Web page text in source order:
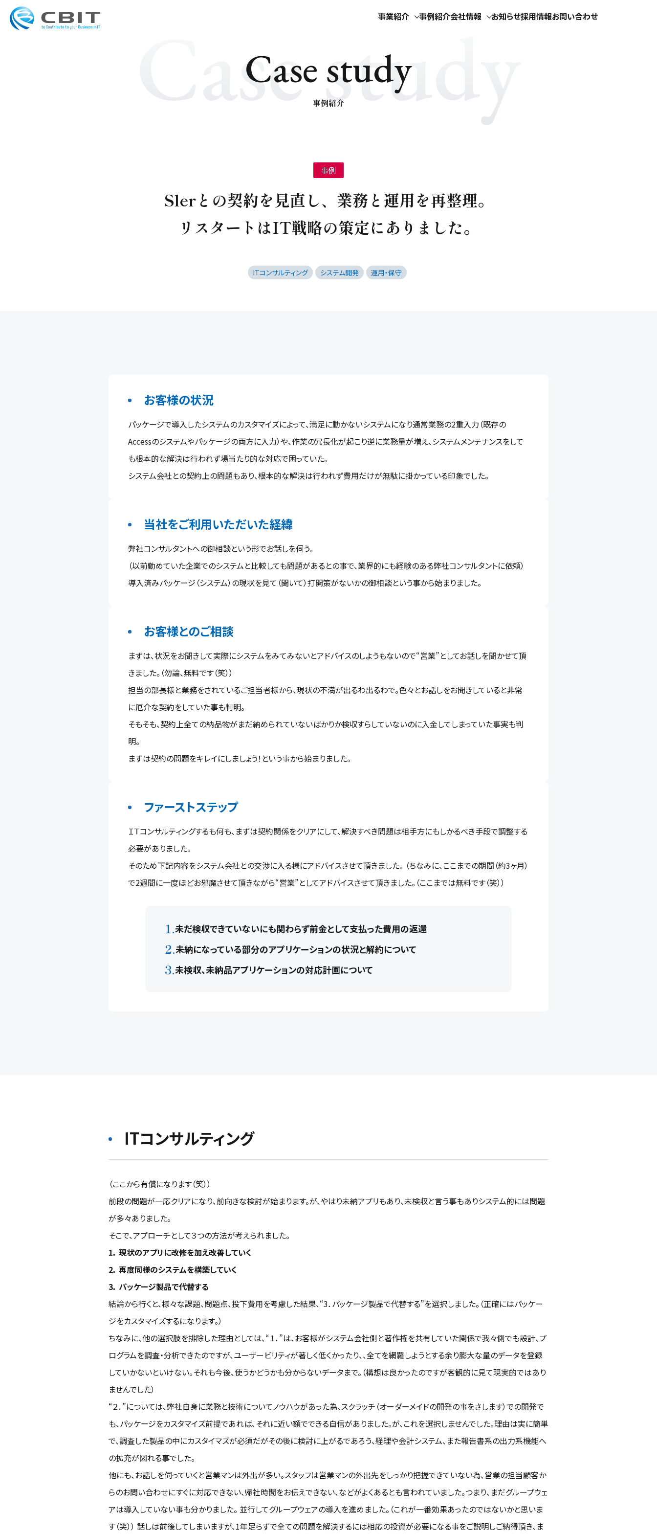
事業紹介 事例紹介会社情報 お知らせ採用情報お問い合わせ
Case study
事例紹介
Case study
事例
Slerとの契約を見直し、業務と運用を再整理。
リスタートはIT戦略の策定にありました。
ITコンサルティング システム開発 運用・保守
お客様の状況
パッケージで導入したシステムのカスタマイズによって、満足に動かないシステムになり通常業務の2重入力（既存の
Accessのシステムやパッケージの両方に入力）や、作業の冗長化が起こり逆に業務量が増え、システムメンテナンスをして
も根本的な解決は行われず場当たり的な対応で困っていた。
システム会社との契約上の問題もあり、根本的な解決は行われず費用だけが無駄に掛かっている印象でした。
当社をご利用いただいた経緯
弊社コンサルタントへの御相談という形でお話しを伺う。
（以前勤めていた企業でのシステムと比較しても問題があるとの事で、業界的にも経験のある弊社コンサルタントに依頼）
導入済みパッケージ（システム）の現状を見て（聞いて）打開策がないかの御相談という事から始まりました。
お客様とのご相談
まずは、状況をお聞きして実際にシステムをみてみないとアドバイスのしようもないので“営業”としてお話しを聞かせて頂
きました。（勿論、無料です（笑））
担当の部長様と業務をされているご担当者様から、現状の不満が出るわ出るわで。色々とお話しをお聞きしていると非常
に厄介な契約をしていた事も判明。
そもそも、契約上全ての納品物がまだ納められていないばかりか検収すらしていないのに入金してしまっていた事実も判
明。
まずは契約の問題をキレイにしましょう！という事から始まりました。
ファーストステップ
ＩＴコンサルティングするも何も、まずは契約関係をクリアにして、解決すべき問題は相手方にもしかるべき手段で調整する
必要がありました。
そのため下記内容をシステム会社との交渉に入る様にアドバイスさせて頂きました。 （ちなみに、ここまでの期間（約3ヶ月）
で2週間に一度ほどお邪魔させて頂きながら“営業”としてアドバイスさせて頂きました。（ここまでは無料です（笑））
未だ検収できていないにも関わらず前金として支払った費用の返還
未納になっている部分のアプリケーションの状況と解約について
未検収、未納品アプリケーションの対応計画について
ITコンサルティング
（ここから有償になります（笑））
前段の問題が一応クリアになり、前向きな検討が始まります。が、やはり未納アプリもあり、未検収と言う事もありシステム的には問題
が多々ありました。
そこで、アプローチとして３つの方法が考えられました。
1． 現状のアプリに改修を加え改善していく
2． 再度同様のシステムを構築していく
3． パッケージ製品で代替する
結論から行くと、様々な課題、問題点、投下費用を考慮した結果、“3．パッケージ製品で代替する”を選択しました。（正確にはパッケー
ジをカスタマイズするになります。）
ちなみに、他の選択肢を排除した理由としては、“１．”は、お客様がシステム会社側と著作権を共有していた関係で我々側でも設計、プ
ログラムを調査・分析できたのですが、ユーザービリティが著しく低くかったり、、全てを網羅しようとする余り膨大な量のデータを登録
していかないといけない。それも今後、使うかどうかも分からないデータまで。（構想は良かったのですが客観的に見て現実的ではあり
ませんでした）
“２．”については、弊社自身に業務と技術についてノウハウがあった為、スクラッチ（オーダーメイドの開発の事をさします）での開発で
も、パッケージをカスタマイズ前提であれば、それに近い額でできる自信がありました。が、これを選択しませんでした。理由は実に簡単
で、調査した製品の中にカスタイマズが必須だがその後に検討に上がるであろう、経理や会計システム、また報告書系の出力系機能へ
の拡充が図れる事でした。
他にも、お話しを伺っていくと営業マンは外出が多い。スタッフは営業マンの外出先をしっかり把握できていない為、営業の担当顧客か
らのお問い合わせにすぐに対応できない、帰社時間をお伝えできない、などがよくあるとも言われていました。つまり、まだグループウェ
アは導入していない事も分かりました。 並行してグループウェアの導入を進めました。（これが一番効果あったのではないかと思いま
す（笑）） 話しは前後してしまいますが、1年足らずで全ての問題を解決するには相応の投資が必要になる事をご説明しご納得頂き、ま